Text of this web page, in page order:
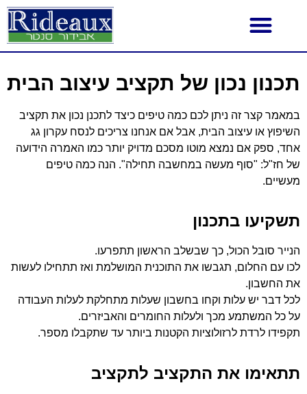
תכנון נכון של תקציב עיצוב הבית
במאמר קצר זה ניתן לכם כמה טיפים כיצד לתכנן נכון את תקציב
השיפוץ או עיצוב הבית, אבל אם אנחנו צריכים לנסח עקרון גג
אחד, ספק אם נמצא מוטו מסכם מדויק יותר כמו האמרה הידועה
של חז"ל: "סוף מעשה במחשבה תחילה". הנה כמה טיפים
מעשיים.
תשקיעו בתכנון
הנייר סובל הכול, כך שבשלב הראשון תתפרעו.
לכו עם החלום, תגבשו את התוכנית המושלמת ואז תתחילו לעשות
את החשבון.
לכל דבר יש עלות וקחו בחשבון שעלות מתחלקת לעלות העבודה
על כל המשתמע מכך ולעלות החומרים והאביזרים.
תקפידו לרדת לרזולוציות הקטנות ביותר עד שתקבלו מספר.
תתאימו את התקציב לתקציב